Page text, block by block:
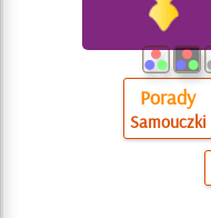
Porady
Samouczki